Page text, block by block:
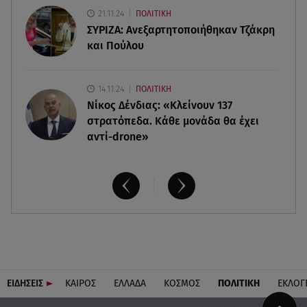
21.11.24 ΠΟΛΙΤΙΚΗ
ΣΥΡΙΖΑ: Ανεξαρτητοποιήθηκαν Τζάκρη
και Πούλου
14.11.24 ΠΟΛΙΤΙΚΗ
Νίκος Δένδιας: «Κλείνουν 137
στρατόπεδα. Kάθε μονάδα θα έχει
αντί-drone»
ΕΙΔΗΣΕΙΣ ΚΑΙΡΟΣ ΕΛΛΑΔΑ ΚΟΣΜΟΣ ΠΟΛΙΤΙΚΗ